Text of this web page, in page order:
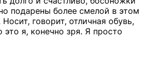
подарены более смелой в этом
говорит, отличная обувь,
это я, конечно зря. Я просто